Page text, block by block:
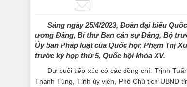
Sáng ngày 25/4/2023, Đoàn đại biểu
ương Đảng, Bí thư Ban cán sự Đảng, Bộ
Ủy ban Pháp luật của Quốc hội; Phạm Thị
trước kỳ họp thứ 5, Quốc hội khóa XV.
Dự buổi tiếp xúc có các đồng chí: Trịnh
Thanh Tùng, Tỉnh ủy viên, Phó Chủ tịch UBND